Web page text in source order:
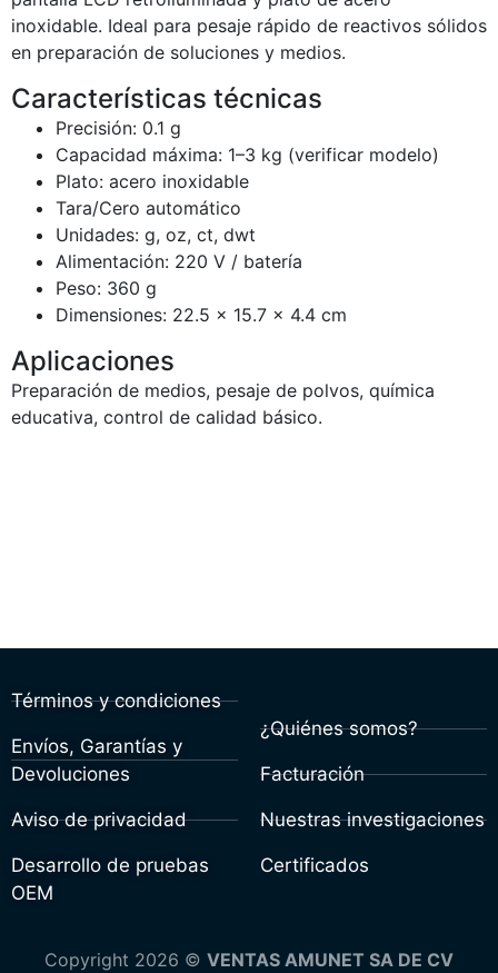
inoxidable. Ideal para pesaje rápido de reactivos sólidos
en preparación de soluciones y medios.
Características técnicas
Precisión: 0.1 g
Capacidad máxima: 1–3 kg (verificar modelo)
Plato: acero inoxidable
Tara/Cero automático
Unidades: g, oz, ct, dwt
Alimentación: 220 V / batería
Peso: 360 g
Dimensiones: 22.5 × 15.7 × 4.4 cm
Aplicaciones
Preparación de medios, pesaje de polvos, química
educativa, control de calidad básico.
Términos y condiciones
Envíos, Garantías y
Devoluciones
Aviso de privacidad
Desarrollo de pruebas
OEM
¿Quiénes somos?
Facturación
Nuestras investigaciones
Certificados
Copyright 2026 © VENTAS AMUNET SA DE CV